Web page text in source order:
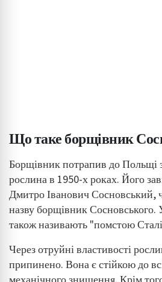
Що таке борщівник
Борщівник потрапив до Польщі
рослина в 1950-х роках. Його
Дмитро Іванович Сосновський,
назву борщівник Сосновського.
також називають "помстою
Через отруйні властивості
припинено. Вона є стійкою до